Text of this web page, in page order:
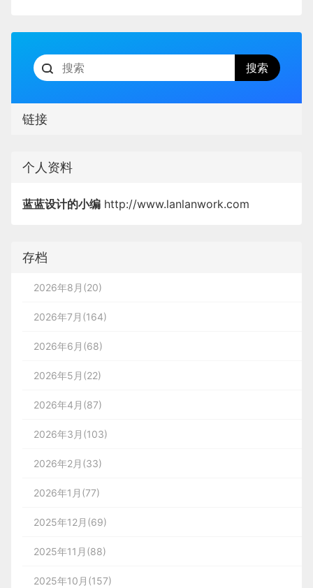
链接
个人资料
蓝蓝设计的小编 http://www.lanlanwork.com
存档
2026年8月(20)
2026年7月(164)
2026年6月(68)
2026年5月(22)
2026年4月(87)
2026年3月(103)
2026年2月(33)
2026年1月(77)
2025年12月(69)
2025年11月(88)
2025年10月(157)